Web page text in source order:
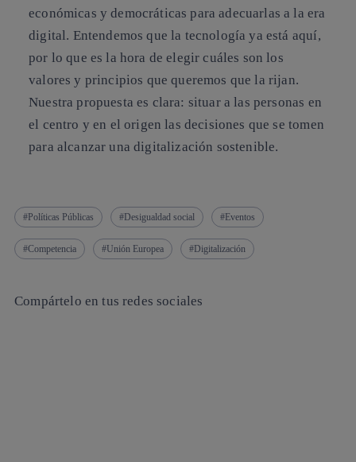
económicas y democráticas para adecuarlas a la era
digital. Entendemos que la tecnología ya está aquí,
por lo que es la hora de elegir cuáles son los
valores y principios que queremos que la rijan.
Nuestra propuesta es clara: situar a las personas en
el centro y en el origen las decisiones que se tomen
para alcanzar una digitalización sostenible.
Políticas Públicas Desigualdad social Eventos
Competencia Unión Europea Digitalización
Compártelo en tus redes sociales